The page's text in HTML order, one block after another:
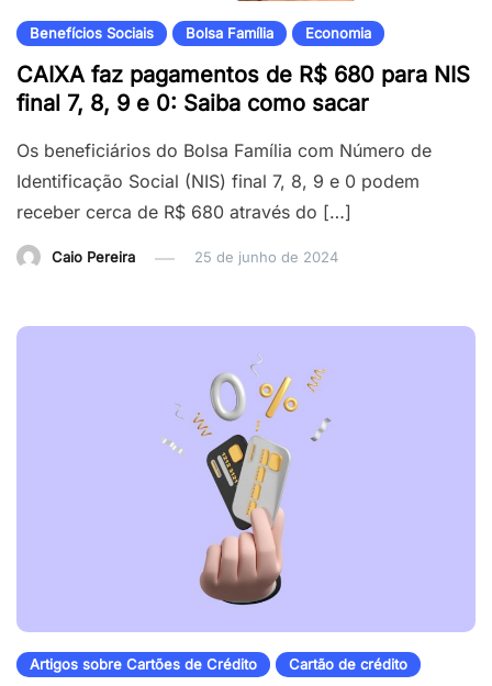
Benefícios Sociais Bolsa Família Economia
CAIXA faz pagamentos de R$ 680 para NIS
final 7, 8, 9 e 0: Saiba como sacar
Os beneficiários do Bolsa Família com Número de
Identificação Social (NIS) final 7, 8, 9 e 0 podem
receber cerca de R$ 680 através do […]
Caio Pereira 25 de junho de 2024
Artigos sobre Cartões de Crédito Cartão de crédito